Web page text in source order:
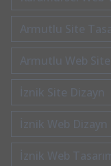
Armutlu Site
Armutlu Web
İznik Site Dizayn
İznik Web Dizayn
İznik Web